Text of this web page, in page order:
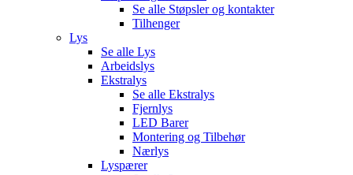
Se alle Støpsler og kontakter
Tilhenger
Lys
Se alle Lys
Arbeidslys
Ekstralys
Se alle Ekstralys
Fjernlys
LED Barer
Montering og Tilbehør
Nærlys
Lyspærer